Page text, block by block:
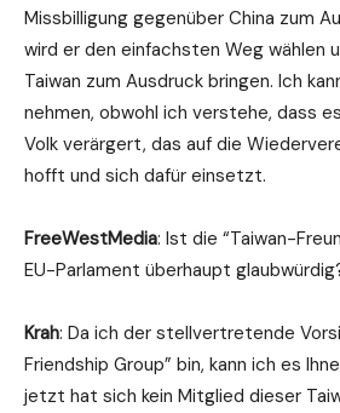
Missbilligung gegenüber China zum
wird er den einfachsten Weg wählen
Taiwan zum Ausdruck bringen. Ich
nehmen, obwohl ich verstehe, dass
Volk verärgert, das auf die
hofft und sich dafür einsetzt.
FreeWestMedia: Ist die “Taiwan-
EU-Parlament überhaupt
Krah: Da ich der stellvertretende
Friendship Group” bin, kann ich es
jetzt hat sich kein Mitglied dieser